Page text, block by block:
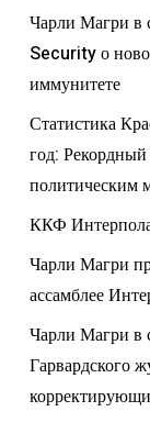
Чарли Магри в
Security о
иммунитете
Статистика
год: Рекордный
политическим
ККФ Интерпола
Чарли Магри
ассамблее
Чарли Магри в
Гарвардского